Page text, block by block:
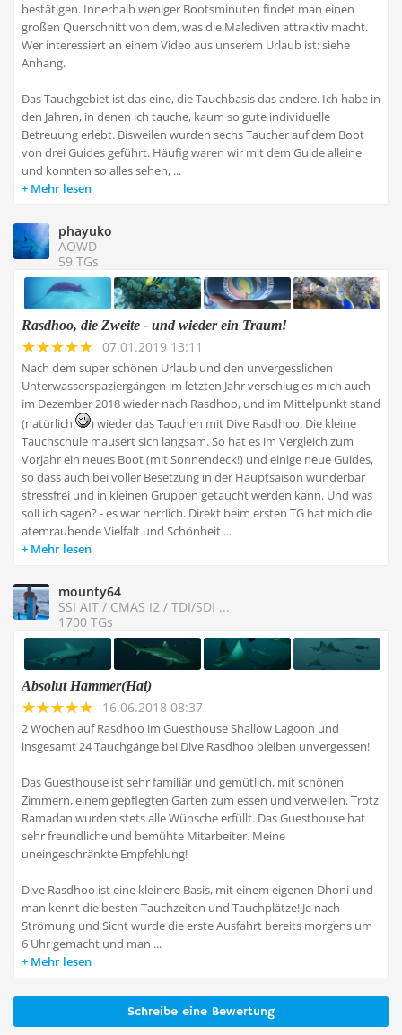
bestätigen. Innerhalb weniger Bootsminuten findet man einen
großen Querschnitt von dem, was die Malediven attraktiv macht.
Wer interessiert an einem Video aus unserem Urlaub ist: siehe
Anhang.
Das Tauchgebiet ist das eine, die Tauchbasis das andere. Ich habe in
den Jahren, in denen ich tauche, kaum so gute individuelle
Betreuung erlebt. Bisweilen wurden sechs Taucher auf dem Boot
von drei Guides geführt. Häufig waren wir mit dem Guide alleine
und konnten so alles sehen, ...
Mehr lesen
phayuko
AOWD
59 TGs
Rasdhoo, die Zweite - und wieder ein Traum!
07.01.2019 13:11
Nach dem super schönen Urlaub und den unvergesslichen
Unterwasserspaziergängen im letzten Jahr verschlug es mich auch
im Dezember 2018 wieder nach Rasdhoo, und im Mittelpunkt stand
(natürlich
) wieder das Tauchen mit Dive Rasdhoo. Die kleine
Tauchschule mausert sich langsam. So hat es im Vergleich zum
Vorjahr ein neues Boot (mit Sonnendeck!) und einige neue Guides,
so dass auch bei voller Besetzung in der Hauptsaison wunderbar
stressfrei und in kleinen Gruppen getaucht werden kann. Und was
soll ich sagen? - es war herrlich. Direkt beim ersten TG hat mich die
atemraubende Vielfalt und Schönheit ...
Mehr lesen
mounty64
SSI AIT / CMAS I2 / TDI/SDI ...
1700 TGs
Absolut Hammer(Hai)
16.06.2018 08:37
2 Wochen auf Rasdhoo im Guesthouse Shallow Lagoon und
insgesamt 24 Tauchgänge bei Dive Rasdhoo bleiben unvergessen!
Das Guesthouse ist sehr familiär und gemütlich, mit schönen
Zimmern, einem gepflegten Garten zum essen und verweilen. Trotz
Ramadan wurden stets alle Wünsche erfüllt. Das Guesthouse hat
sehr freundliche und bemühte Mitarbeiter. Meine
uneingeschränkte Empfehlung!
Dive Rasdhoo ist eine kleinere Basis, mit einem eigenen Dhoni und
man kennt die besten Tauchzeiten und Tauchplätze! Je nach
Strömung und Sicht wurde die erste Ausfahrt bereits morgens um
6 Uhr gemacht und man ...
Mehr lesen
Schreibe eine Bewertung